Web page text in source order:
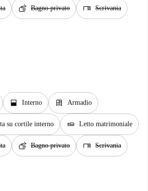
soap Bagno privato desk Scrivania
window_open Interno dresser Armadio
su cortile interno airline_seat_flat Letto matrimoniale
soap Bagno privato desk Scrivania